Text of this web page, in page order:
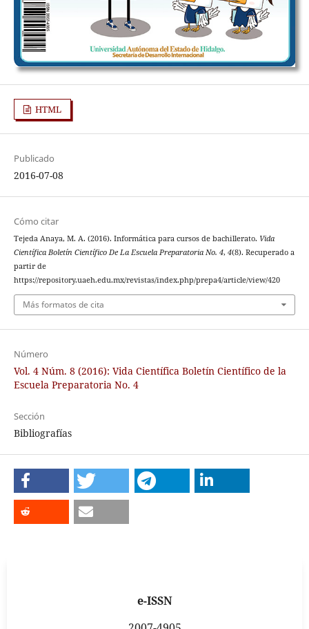
HTML
Publicado
2016-07-08
Cómo citar
Tejeda Anaya, M. A. (2016). Informática para cursos de bachillerato. Vida
Científica Boletín Científico De La Escuela Preparatoria No. 4, 4(8). Recuperado a
partir de
https://repository.uaeh.edu.mx/revistas/index.php/prepa4/article/view/420
Más formatos de cita
Número
Vol. 4 Núm. 8 (2016): Vida Científica Boletín Científico de la
Escuela Preparatoria No. 4
Sección
Bibliografías
e-ISSN